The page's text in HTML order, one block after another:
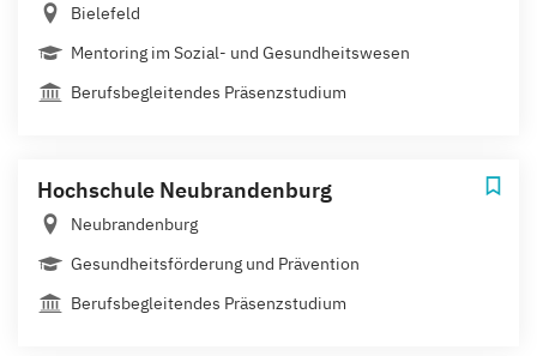
Bielefeld
Mentoring im Sozial- und Gesundheitswesen
Berufsbegleitendes Präsenzstudium
Hochschule Neubrandenburg
Neubrandenburg
Gesundheitsförderung und Prävention
Berufsbegleitendes Präsenzstudium